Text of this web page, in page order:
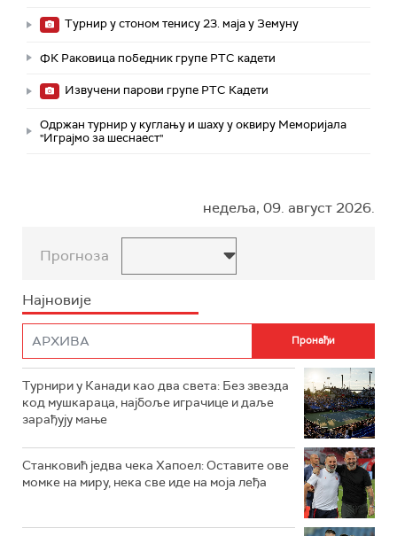
Турнир у стоном тенису 23. маја у Земуну
ФК Раковица победник групе РТС кадети
Извучени парови групе РТС Кадети
Одржан турнир у куглању и шаху у оквиру Меморијала
"Играјмо за шеснаест"
недеља, 09. август 2026.
Прогноза
Најновије
Турнири у Канади као два света: Без звезда
код мушкараца, најбоље играчице и даље
зарађују мање
Станковић једва чека Хапоел: Оставите ове
момке на миру, нека све иде на моја леђа